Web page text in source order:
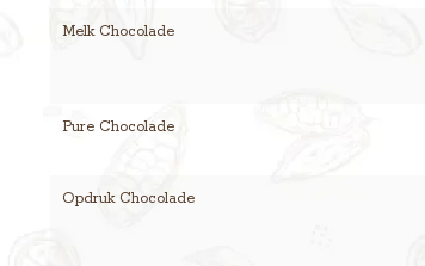
Melk Chocolade
Pure Chocolade
Opdruk Chocolade